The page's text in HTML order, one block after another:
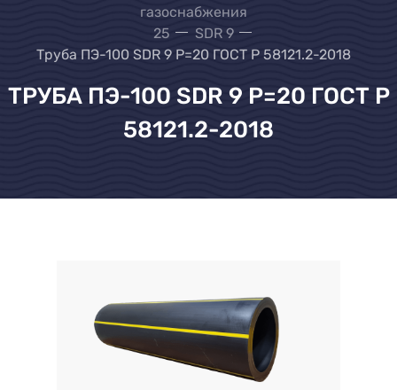
газоснабжения
25
SDR 9
Труба ПЭ-100 SDR 9 Р=20 ГОСТ Р 58121.2-2018
ТРУБА ПЭ-100 SDR 9 Р=20 ГОСТ Р
58121.2-2018